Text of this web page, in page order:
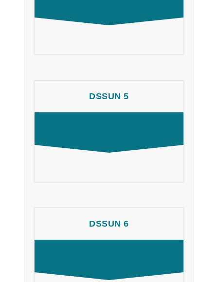
DSSUN 5
DSSUN 6